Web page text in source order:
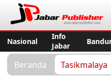
Nasional
Info
Jabar
Beranda Tasikmalaya